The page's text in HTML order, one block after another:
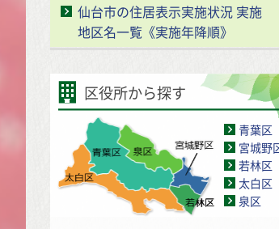
仙台市の住居表示実施状況 実施
地区名一覧《実施年降順》
区役所から探す
青葉区
宮城野
若林区
太白区
泉区